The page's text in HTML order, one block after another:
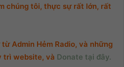
chúng tôi, thực sự rất lớn, rất
Admin Hẻm Radio, và những
trì website, và Donate tại đây.